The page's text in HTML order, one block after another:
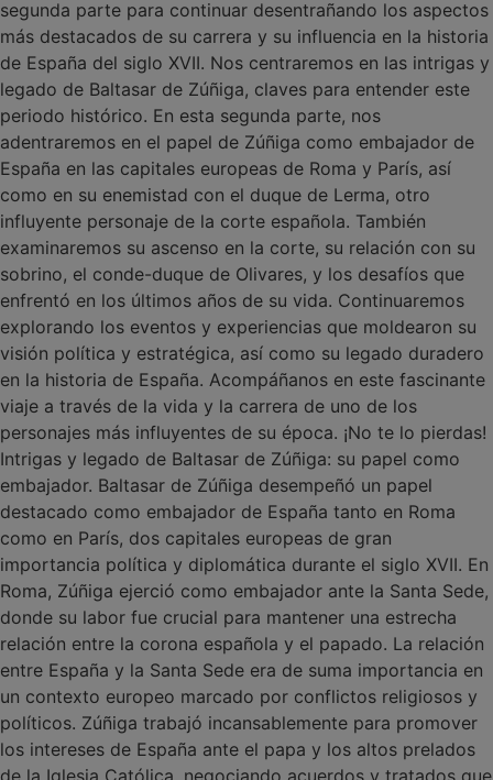
segunda parte para continuar desentrañando los aspectos
más destacados de su carrera y su influencia en la historia
de España del siglo XVII. Nos centraremos en las intrigas y
legado de Baltasar de Zúñiga, claves para entender este
periodo histórico. En esta segunda parte, nos
adentraremos en el papel de Zúñiga como embajador de
España en las capitales europeas de Roma y París, así
como en su enemistad con el duque de Lerma, otro
influyente personaje de la corte española. También
examinaremos su ascenso en la corte, su relación con su
sobrino, el conde-duque de Olivares, y los desafíos que
enfrentó en los últimos años de su vida. Continuaremos
explorando los eventos y experiencias que moldearon su
visión política y estratégica, así como su legado duradero
en la historia de España. Acompáñanos en este fascinante
viaje a través de la vida y la carrera de uno de los
personajes más influyentes de su época. ¡No te lo pierdas!
Intrigas y legado de Baltasar de Zúñiga: su papel como
embajador. Baltasar de Zúñiga desempeñó un papel
destacado como embajador de España tanto en Roma
como en París, dos capitales europeas de gran
importancia política y diplomática durante el siglo XVII. En
Roma, Zúñiga ejerció como embajador ante la Santa Sede,
donde su labor fue crucial para mantener una estrecha
relación entre la corona española y el papado. La relación
entre España y la Santa Sede era de suma importancia en
un contexto europeo marcado por conflictos religiosos y
políticos. Zúñiga trabajó incansablemente para promover
los intereses de España ante el papa y los altos prelados
de la Iglesia Católica, negociando acuerdos y tratados que